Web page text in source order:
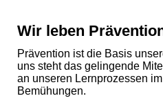
Wir leben
Prävention ist die Basis
uns steht das gelingende
an unseren Lernprozessen
Bemühungen.